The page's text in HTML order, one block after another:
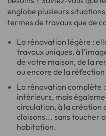
englobe plusieurs
termes de travaux que de
La rénovation légère :
travaux uniques, à
de votre maison, de la
ou encore de la
La rénovation complète
intérieurs, mais
circulation, à la création
cloisons... sans toucher
habitation.